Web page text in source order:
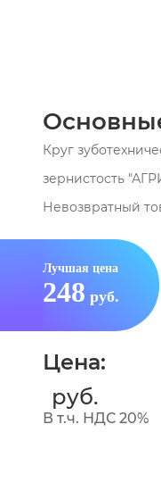
Круг
зернистость
Невозвратный
Лучшая цена
248 руб.
Цена:
руб.
В т.ч. НДС 20%